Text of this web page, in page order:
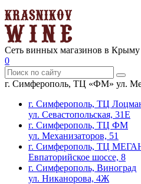
Сеть винных магазинов в Крыму
0
г. Симферополь, ТЦ «ФМ» ул.
г. Симферополь, ТЦ
ул. Севастопольская, 31Е
г. Симферополь, ТЦ ФМ
ул. Механизаторов, 51
г. Симферополь, ТЦ
Евпаторийское шоссе, 8
г. Симферополь, Виноград
ул. Никанорова, 4Ж